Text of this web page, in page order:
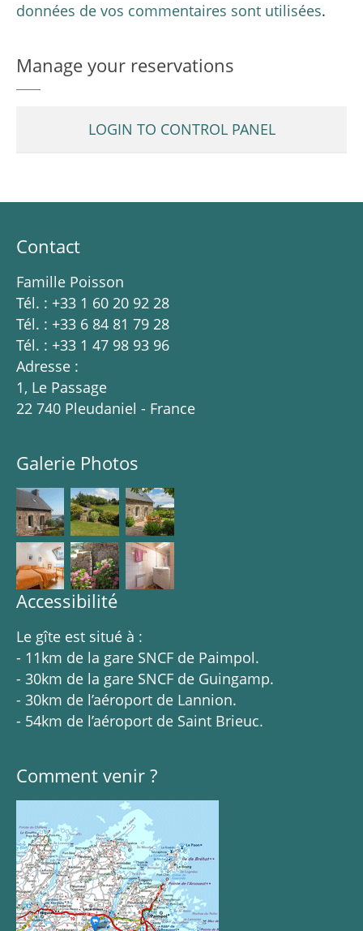
données de vos commentaires sont utilisées.
Manage your reservations
LOGIN TO CONTROL PANEL
Contact
Famille Poisson
Tél. : +33 1 60 20 92 28
Tél. : +33 6 84 81 79 28
Tél. : +33 1 47 98 93 96
Adresse :
1, Le Passage
22 740 Pleudaniel - France
Galerie Photos
Accessibilité
Le gîte est situé à :
- 11km de la gare SNCF de Paimpol.
- 30km de la gare SNCF de Guingamp.
- 30km de l’aéroport de Lannion.
- 54km de l’aéroport de Saint Brieuc.
Comment venir ?